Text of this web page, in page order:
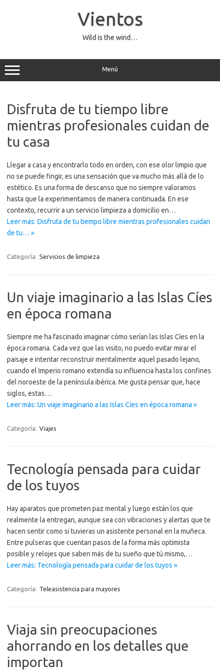
Vientos
Wild is the wind…
Menú
Disfruta de tu tiempo libre
mientras profesionales cuidan de
tu casa
Llegar a casa y encontrarlo todo en orden, con ese olor limpio que
no se puede fingir, es una sensación que va mucho más allá de lo
estético. Es una forma de descanso que no siempre valoramos
hasta que la experimentamos de manera continuada. En ese
contexto, recurrir a un servicio limpieza a domicilio en…
Leer más: Disfruta de tu tiempo libre mientras profesionales cuidan
de tu… »
Categoría: Servicios de limpieza
Un viaje imaginario a las Islas Cíes
en época romana
Siempre me ha fascinado imaginar cómo serían las Islas Cíes en la
época romana. Cada vez que las visito, no puedo evitar mirar el
paisaje e intentar reconstruir mentalmente aquel pasado lejano,
cuando el Imperio romano extendía su influencia hasta los confines
del noroeste de la península ibérica. Me gusta pensar que, hace
siglos, estas…
Leer más: Un viaje imaginario a las Islas Cíes en época romana »
Categoría: Viajes
Tecnología pensada para cuidar
de los tuyos
Hay aparatos que prometen paz mental y luego están los que
realmente la entregan, aunque sea con vibraciones y alertas que te
hacen sentir como si tuvieras un asistente personal en la muñeca.
Entre pulseras que cuentan pasos de la forma más optimista
posible y relojes que saben más de tu sueño que tú mismo,…
Leer más: Tecnología pensada para cuidar de los tuyos »
Categoría: Teleasistencia para mayores
Viaja sin preocupaciones
ahorrando en los detalles que
importan